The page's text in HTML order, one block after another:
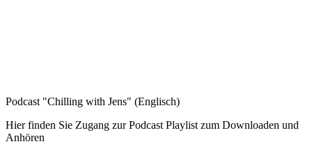
Podcast "Chilling with Jens" (Englisch)
Hier finden Sie Zugang zur Podcast Playlist zum Downloaden und
Anhören